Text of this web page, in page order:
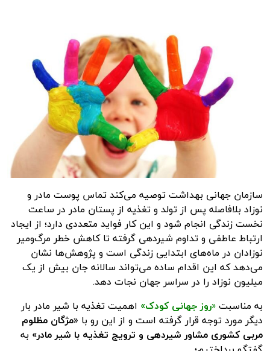
سازمان جهانی بهداشت توصیه می‌کند تماس پوست مادر و
نوزاد بلافاصله پس از تولد و تغذیه از پستان مادر در ساعت
نخست زندگی انجام شود و این کار فواید متعددی دارد؛ از ایجاد
ارتباط عاطفی و تداوم شیردهی گرفته تا کاهش خطر مرگ‌ومیر
نوزادان در ماه‌های ابتدایی زندگی است و پژوهش‌ها نشان
می‌دهد که این اقدام ساده می‌تواند سالانه جان بیش از یک
میلیون نوزاد را در سراسر جهان نجات دهد.
به مناسبت«روز جهانی کودک» اهمیت تغذیه با شیر مادر بار
دیگر مورد توجه قرار گرفته است و از این رو با «مژگان مظلوم
مربی کشوری مشاور شیردهی و ترویج تغذیه با شیر مادر» به